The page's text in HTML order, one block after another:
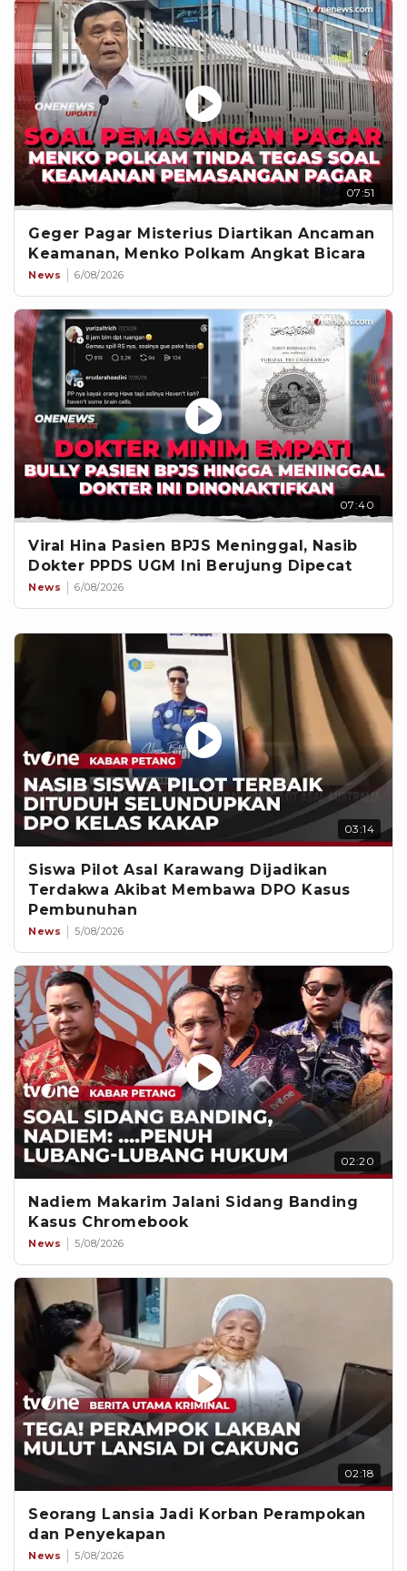
07:51
Geger Pagar Misterius Diartikan Ancaman
Keamanan, Menko Polkam Angkat Bicara
News 6/08/2026
07:40
Viral Hina Pasien BPJS Meninggal, Nasib
Dokter PPDS UGM Ini Berujung Dipecat
News 6/08/2026
03:14
Siswa Pilot Asal Karawang Dijadikan
Terdakwa Akibat Membawa DPO Kasus
Pembunuhan
News 5/08/2026
02:20
Nadiem Makarim Jalani Sidang Banding
Kasus Chromebook
News 5/08/2026
02:18
Seorang Lansia Jadi Korban Perampokan
dan Penyekapan
News 5/08/2026